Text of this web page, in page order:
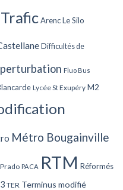
Arenc Le Silo
Difficultés de
Fluo Bus
Lycée St Exupéry M2
Métro Bougainville
PACA RTM Réformés
TER Terminus modifié